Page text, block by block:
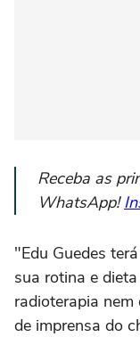
Receba as
WhatsApp!
"Edu Guedes
sua rotina e
radioterapia
de imprensa do